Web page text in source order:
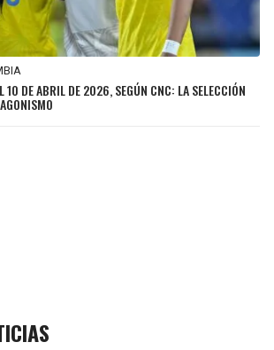
10 DE ABRIL DE 2026, SEGÚN CNC: LA SELECCIÓN